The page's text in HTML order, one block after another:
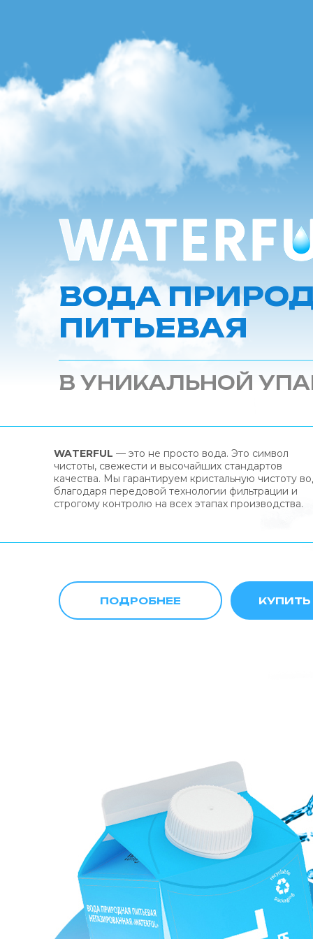
ВОДА
ПИТЬЕВАЯ
В УНИКАЛЬНОЙ
WATERFUL — это не просто вода. Это символ
чистоты, свежести и высочайших стандартов
качества. Мы гарантируем кристальную чистоту
благодаря передовой технологии фильтрации и
строгому контролю на всех этапах производства.
ПОДРОБНЕЕ